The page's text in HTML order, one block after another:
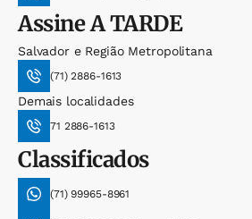
AssineA TARDE
Salvador e Região Metropolitana
(71) 2886-1613
Demais localidades
71 2886-1613
Classificados
(71) 99965-8961